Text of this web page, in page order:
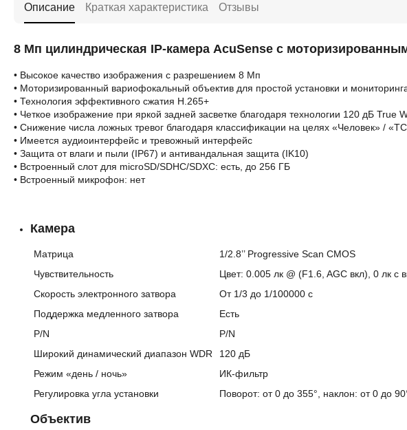
Описание Краткая характеристика Отзывы
8 Мп цилиндрическая IP-камера AcuSense с
• Высокое качество изображения с разрешением 8 Мп
• Моторизированный вариофокальный объектив для простой установки и
• Технология эффективного сжатия H.265+
• Четкое изображение при яркой задней засветке благодаря технологии 120 дБ True
• Снижение числа ложных тревог благодаря классификации на целях «Человек» /
• Имеется аудиоинтерфейс и тревожный интерфейс
• Защита от влаги и пыли (IP67) и антивандальная защита (IK10)
• Встроенный слот для microSD/SDHC/SDXC: есть, до 256 ГБ
• Встроенный микрофон: нет
Камера
Матрица
1/2.8’’ Progressive Scan CMOS
Чувствительность
Цвет: 0.005 лк @ (F1.6, AGC вкл), 0 лк с
Скорость электронного затвора
От 1/3 до 1/100000 с
Поддержка медленного затвора
Есть
P/N
P/N
Широкий динамический диапазон WDR
120 дБ
Режим «день / ночь»
ИК-фильтр
Регулировка угла установки
Поворот: от 0 до 355°, наклон: от 0 до
Объектив